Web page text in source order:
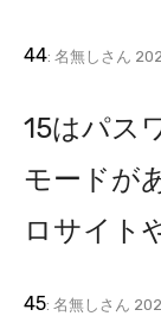
44: 名無しさん
15はパス
モードが
ロサイト
45: 名無しさん